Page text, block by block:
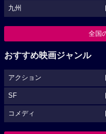
九州
全国
おすすめ映画ジャンル
アクション
SF
コメディ